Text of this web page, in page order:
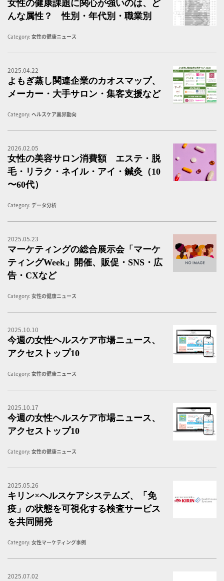
女性の健康課題に関心が強いのは、ど
んな属性？ 性別・年代別・職業別
Category: 女性の健康ニュース
2025.04.22
よもぎ蒸し関連企業のカオスマップ、
メーカー・大手サロン・集客支援など
Category: ヘルスケア業界動向
2026.02.05
女性の美容サロン消費額 エステ・脱
毛・リラク・ネイル・アイ・鍼灸（10
〜60代）
Category: データ分析
2025.05.23
マーケティングの総合展示会「マーケ
ティングWeek」開催、販促・SNS・広
告・CXなど
Category: 女性の健康ニュース
2025.10.10
今週の女性ヘルスケア市場ニュース、
アクセストップ10
Category: 女性の健康ニュース
2025.10.17
今週の女性ヘルスケア市場ニュース、
アクセストップ10
Category: 女性の健康ニュース
2025.05.26
キリン×ヘルスケアシステムズ、「免
疫」の状態を可視化する検査サービス
を共同開発
Category: 女性マーケティング事例
2025.07.02